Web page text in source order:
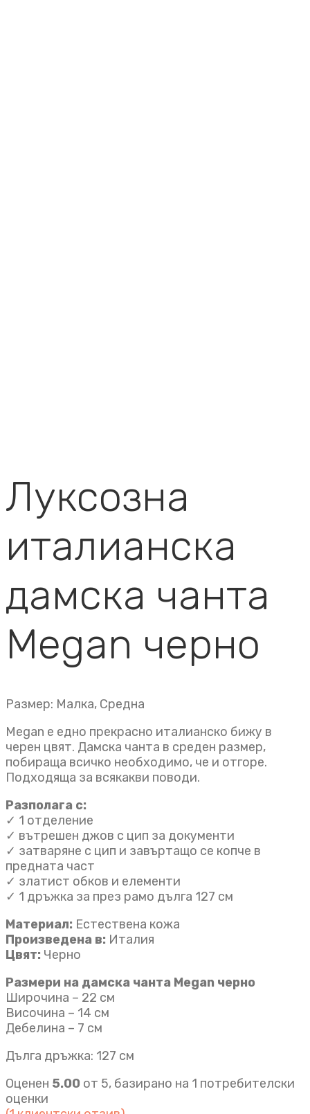
Луксозна
италианска
дамска чанта
Megan черно
Размер: Малка, Средна
Megan е едно прекрасно италианско бижу в
черен цвят. Дамска чанта в среден размер,
побираща всичко необходимо, че и отгоре.
Подходяща за всякакви поводи.
Разполага с:
✓ 1 отделение
✓ вътрешен джов с цип за документи
✓ затваряне с цип и завъртащо се копче в
предната част
✓ златист обков и елементи
✓ 1 дръжка за през рамо дълга 127 см
Материал: Естествена кожа
Произведена в: Италия
Цвят: Черно
Размери на дамска чанта Megan черно
Широчина – 22 см
Височина – 14 см
Дебелина – 7 см
Дълга дръжка: 127 см
Оценен 5.00 от 5, базирано на 1 потребителски
оценки